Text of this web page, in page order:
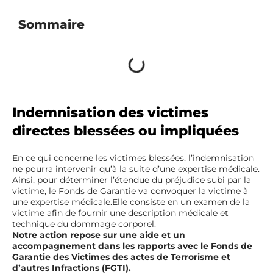
Indemnisation des victimes
directes blessées ou impliquées
En ce qui concerne les victimes blessées, l’indemnisation
ne pourra intervenir qu’à la suite d’une expertise médicale.
Ainsi, pour déterminer l’étendue du préjudice subi par la
victime, le Fonds de Garantie va convoquer la victime à
une expertise médicale.Elle consiste en un examen de la
victime afin de fournir une description médicale et
technique du dommage corporel.
Notre action repose sur une aide et un
accompagnement dans les rapports avec le Fonds de
Garantie des Victimes des actes de Terrorisme et
d’autres Infractions (FGTI).
Sommaire